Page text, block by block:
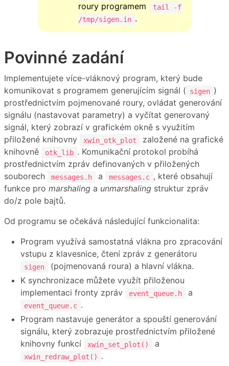
roury programem
tail -f
/tmp/sigen.in .
Povinné zadání
Implementujete více-vláknový program, který bude
komunikovat s programem generujícím signál ( sigen )
prostřednictvím pojmenované roury, ovládat generování
signálu (nastavovat parametry) a vyčítat generovaný
signál, který zobrazí v grafickém okně s využitím
přiložené knihovny
xwin_otk_plot
založené na grafické
knihovně
otk_lib . Komunikační protokol probíhá
prostřednictvím zpráv definovaných v přiložených
souborech
messages.h a messages.c , které obsahují
funkce pro marshaling a unmarshaling struktur zpráv
do/z pole bajtů.
Od programu se očekává následující funkcionalita:
Program využívá samostatná vlákna pro zpracování
vstupu z klavesnice, čtení zpráv z generátoru
sigen
(pojmenovaná roura) a hlavní vlákna.
K synchronizace můžete využít přiloženou
implementaci fronty zpráv
event_queue.h a
event_queue.c .
Program nastavuje generátor a spouští generování
signálu, který zobrazuje prostřednictvím přiložené
knihovny funkcí
xwin_set_plot() a
xwin_redraw_plot()
.